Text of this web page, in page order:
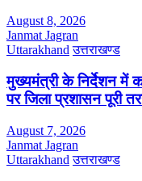
August 8, 2026
Janmat Jagran
Uttarakhand उत्तराखण्ड
मुख्यमंत्री के निर्देशन में
पर जिला प्रशासन पूरी
August 7, 2026
Janmat Jagran
Uttarakhand उत्तराखण्ड